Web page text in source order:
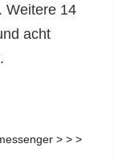
Weitere 14
acht
> > >